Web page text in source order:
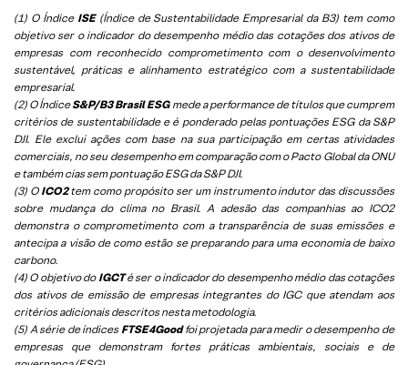
(1) O Índice ISE(Índice de Sustentabilidade Empresarial da B3) tem como
objetivo ser o indicador do desempenho médio das cotações dos ativos de
empresas com reconhecido comprometimento com o desenvolvimento
sustentável, práticas e alinhamento estratégico com a sustentabilidade
empresarial.
(2) O ÍndiceS&P/B3 Brasil ESGmede a performance de títulos que cumprem
critérios de sustentabilidade e é ponderado pelas pontuações ESG da S&P
DJI. Ele exclui ações com base na sua participação em certas atividades
comerciais, no seu desempenho em comparação com o Pacto Global da ONU
e também cias sem pontuação ESG da S&P DJI.
(3) O ICO2tem como propósito ser um instrumento indutor das discussões
sobre mudança do clima no Brasil. A adesão das companhias ao ICO2
demonstra o comprometimento com a transparência de suas emissões e
antecipa a visão de como estão se preparando para uma economia de baixo
carbono.
(4) O objetivo do IGCTé ser o indicador do desempenho médio das cotações
dos ativos de emissão de empresas integrantes do IGC que atendam aos
critérios adicionais descritos nesta metodologia.
(5) A série de índices FTSE4Goodfoi projetada para medir o desempenho de
empresas que demonstram fortes práticas ambientais, sociais e de